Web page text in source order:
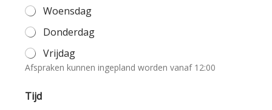
Woensdag
Donderdag
Vrijdag
Afspraken kunnen ingepland worden vanaf 12:00
e
Tijd